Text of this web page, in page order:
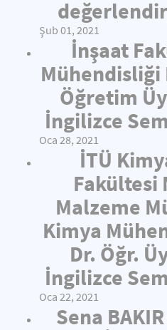
Şub 01, 2021
İnşaat
Öğretim
İngilizce
Oca 28, 2021
İTÜ
Fakültesi
Malzeme
Kimya
Dr. Öğr.
İngilizce
Oca 22, 2021
Sena